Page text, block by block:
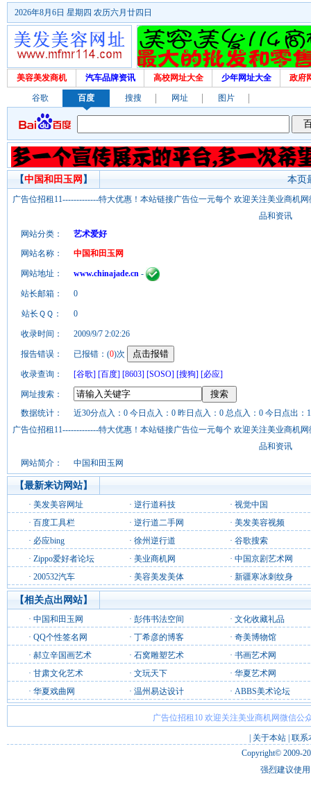
2026年8月6日 星期四 农历六月廿四日
美容美发商机 汽车品牌资讯 高校网址大全 少年网址大全 政府
谷歌 百度 搜搜 网址 图片
本页
【中国和田玉网 】
广告位招租11-------------特大优惠！本站链接广告位一元每个 欢迎关注美业商机
品和资讯
网站分类：
艺术爱好
网站名称：
中国和田玉网
网站地址： www.chinajade.cn -
站长邮箱： 0
站长ＱＱ： 0
收录时间： 2009/9/7 2:02:26
报告错误： 已报错：(0)次
收录查询： [谷歌] [百度] [8603] [SOSO] [搜狗] [必应]
网址搜索：
数据统计：
近30分点入：0 今日点入：0 昨日点入：0 总点入：0 今日点出：
广告位招租11-------------特大优惠！本站链接广告位一元每个 欢迎关注美业商机
品和资讯
网站简介：
中国和田玉网
【最新来访网站】
· 美发美容网址 · 逆行道科技 · 视觉中国
· 百度工具栏 · 逆行道二手网 · 美发美容视频
· 必应bing · 徐州逆行道 · 谷歌搜索
· Zippo爱好者论坛 · 美业商机网 · 中国京剧艺术网
· 200532汽车 · 美容美发美体 · 新疆寒冰刺纹身
【相关点出网站】
· 中国和田玉网 · 彭伟书法空间 · 文化收藏礼品
· QQ个性签名网 · 丁希彦的博客 · 奇美博物馆
· 郝立辛国画艺术 · 石窝雕塑艺术 · 书画艺术网
· 甘肃文化艺术 · 文玩天下 · 华夏艺术网
· 华夏戏曲网 · 温州易达设计 · ABBS美术论坛
广告位招租10 欢迎关注美业商机网微信公
关于本站 联系
Copyright© 2009-
强烈建议使